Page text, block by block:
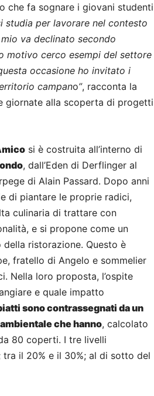
che fa sognare i giovani studenti
studia per lavorare nel contesto
va declinato secondo
motivo cerco esempi del settore
occasione ho invitato i
campano”, racconta la
giornate alla scoperta di progetti
si è costruita all’interno di
, dall’Eden di Derflinger al
di Alain Passard. Dopo anni
di piantare le proprie radici,
culinaria di trattare con
e si propone come un
ristorazione. Questo è
fratello di Angelo e sommelier
Nella loro proposta, l’ospite
e quale impatto
sono contrassegnati da un
che hanno, calcolato
80 coperti. I tre livelli
il 20% e il 30%; al di sotto del